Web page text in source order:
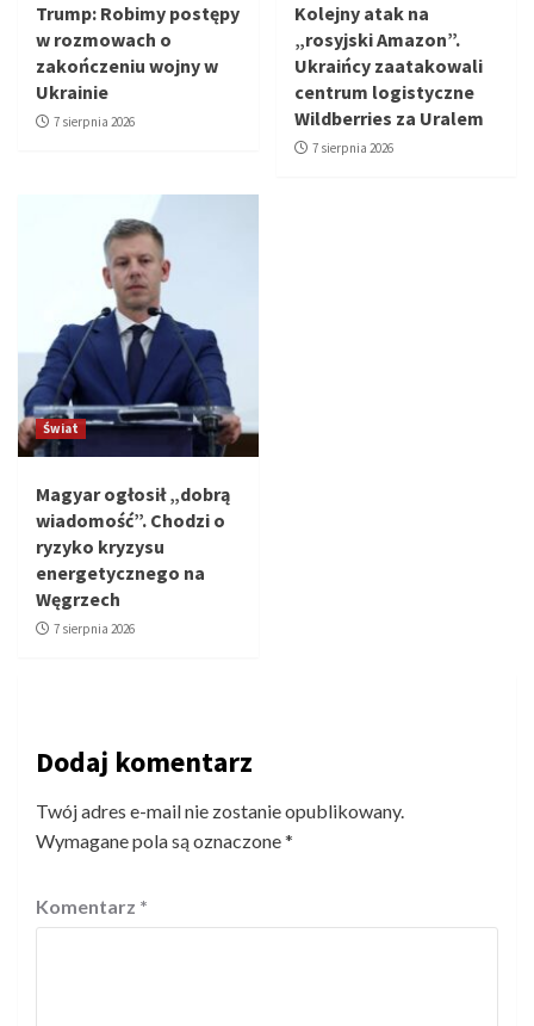
Trump: Robimy postępy
w rozmowach o
zakończeniu wojny w
Ukrainie
7 sierpnia 2026
Kolejny atak na
„rosyjski Amazon”.
Ukraińcy zaatakowali
centrum logistyczne
Wildberries za Uralem
7 sierpnia 2026
Świat
Magyar ogłosił „dobrą
wiadomość”. Chodzi o
ryzyko kryzysu
energetycznego na
Węgrzech
7 sierpnia 2026
Dodaj komentarz
Twój adres e-mail nie zostanie opublikowany.
Wymagane pola są oznaczone*
Komentarz *